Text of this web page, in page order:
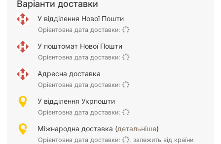
Варіанти доставки
У відділення Нової Пошти
Орієнтовна дата доставки:
У поштомат Нової Пошти
Орієнтовна дата доставки:
Адресна доставка
Орієнтовна дата доставки:
У відділення Укрпошти
Орієнтовна дата доставки:
Міжнародна доставка (детальніше)
Орієнтовна дата доставки:
, залежить від країни